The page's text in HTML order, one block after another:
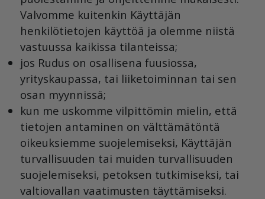
Valvomme kuitenkin Käyttäjän
henkilötietojen käyttöä ja olemme niistä
vastuussa kaikissa tilanteissa;
jos Rudus on osallisena fuusiossa,
yrityskaupassa, tai liiketoiminnan tai sen
osan myynnissä;
kun me uskomme vilpittömin mielin, että
tietojen antaminen on välttämätöntä
oikeuksiemme suojelemiseksi, Käyttäjän
turvallisuuden tai muiden turvallisuuden
suojelemiseksi, petoksen tutkimiseksi, tai
valtiovallan vaatimusten täyttämiseksi.